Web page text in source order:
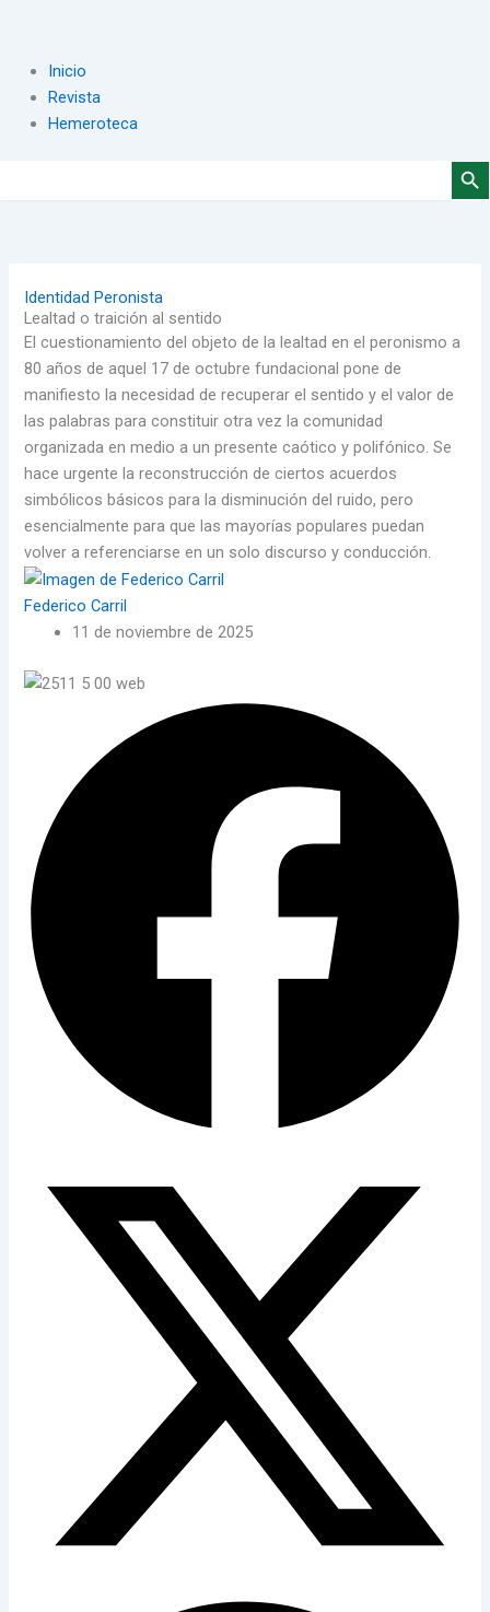
Inicio
Revista
Hemeroteca
Botón de
Identidad Peronista
Lealtad o traición al sentido
El cuestionamiento del objeto de la lealtad en el peronismo a
80 años de aquel 17 de octubre fundacional pone de
manifiesto la necesidad de recuperar el sentido y el valor de
las palabras para constituir otra vez la comunidad
organizada en medio a un presente caótico y polifónico. Se
hace urgente la reconstrucción de ciertos acuerdos
simbólicos básicos para la disminución del ruido, pero
esencialmente para que las mayorías populares puedan
volver a referenciarse en un solo discurso y conducción.
Federico Carril
11 de noviembre de 2025